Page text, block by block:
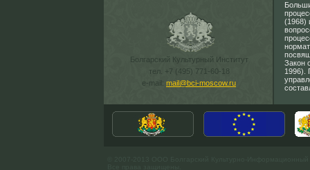
Болгарский Культурный Институт
тел. +7 (495) 771-60-18
e-mail: mail@bci-moscow.ru
(1968)
Закон
1996).